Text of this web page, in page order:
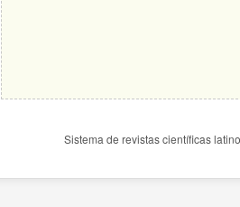
Sistema de revistas científicas